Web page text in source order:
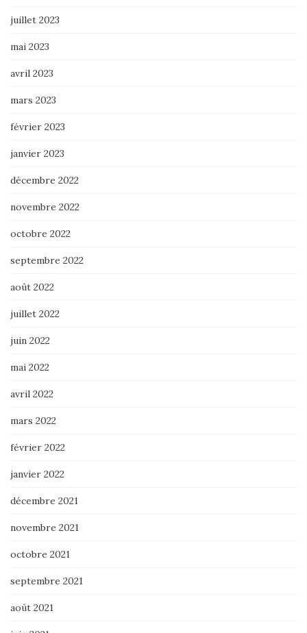
juillet 2023
mai 2023
avril 2023
mars 2023
février 2023
janvier 2023
décembre 2022
novembre 2022
octobre 2022
septembre 2022
août 2022
juillet 2022
juin 2022
mai 2022
avril 2022
mars 2022
février 2022
janvier 2022
décembre 2021
novembre 2021
octobre 2021
septembre 2021
août 2021